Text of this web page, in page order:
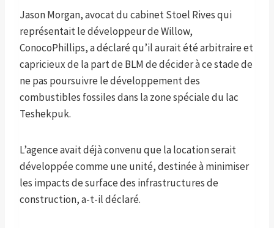
Jason Morgan, avocat du cabinet Stoel Rives qui
représentait le développeur de Willow,
ConocoPhillips, a déclaré qu’il aurait été arbitraire et
capricieux de la part de BLM de décider à ce stade de
ne pas poursuivre le développement des
combustibles fossiles dans la zone spéciale du lac
Teshekpuk.
L’agence avait déjà convenu que la location serait
développée comme une unité, destinée à minimiser
les impacts de surface des infrastructures de
construction, a-t-il déclaré.